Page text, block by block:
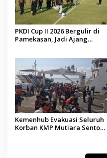
PKDI Cup II 2026 Bergulir di
Pamekasan, Jadi Ajang
Kemenhub Evakuasi Seluruh
Korban KMP Mutiara Sentosa